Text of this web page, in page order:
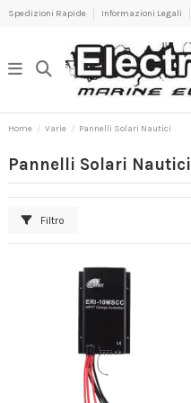
Spedizioni Rapide Informazioni Legali
Home Varie Pannelli Solari Nautici
Pannelli Solari Nautici
Filtro